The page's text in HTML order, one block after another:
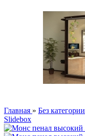
Главная » Без категории
Slidebox